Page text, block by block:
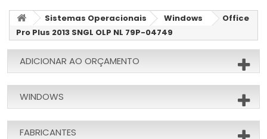
Sistemas Operacionais Windows
Office
Pro Plus 2013 SNGL OLP NL 79P-04749
ADICIONAR AO ORÇAMENTO
WINDOWS
FABRICANTES